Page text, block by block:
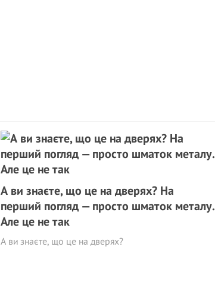
А ви знаєте, що це на дверях? На
перший погляд — просто шматок металу.
Але це не так
А ви знаєте, що це на дверях?